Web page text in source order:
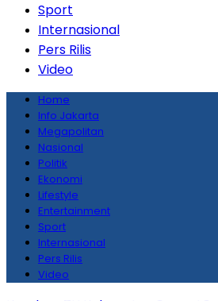
Sport
Internasional
Pers Rilis
Video
Home
Info Jakarta
Megapolitan
Nasional
Politik
Ekonomi
Lifestyle
Entertainment
Sport
Internasional
Pers Rilis
Video